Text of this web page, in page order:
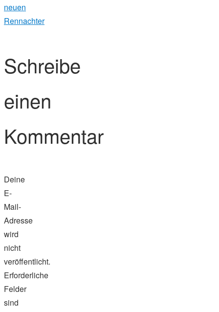
neuen
Rennachter
Schreibe
einen
Kommentar
Deine
E-
Mail-
Adresse
wird
nicht
veröffentlicht.
Erforderliche
Felder
sind